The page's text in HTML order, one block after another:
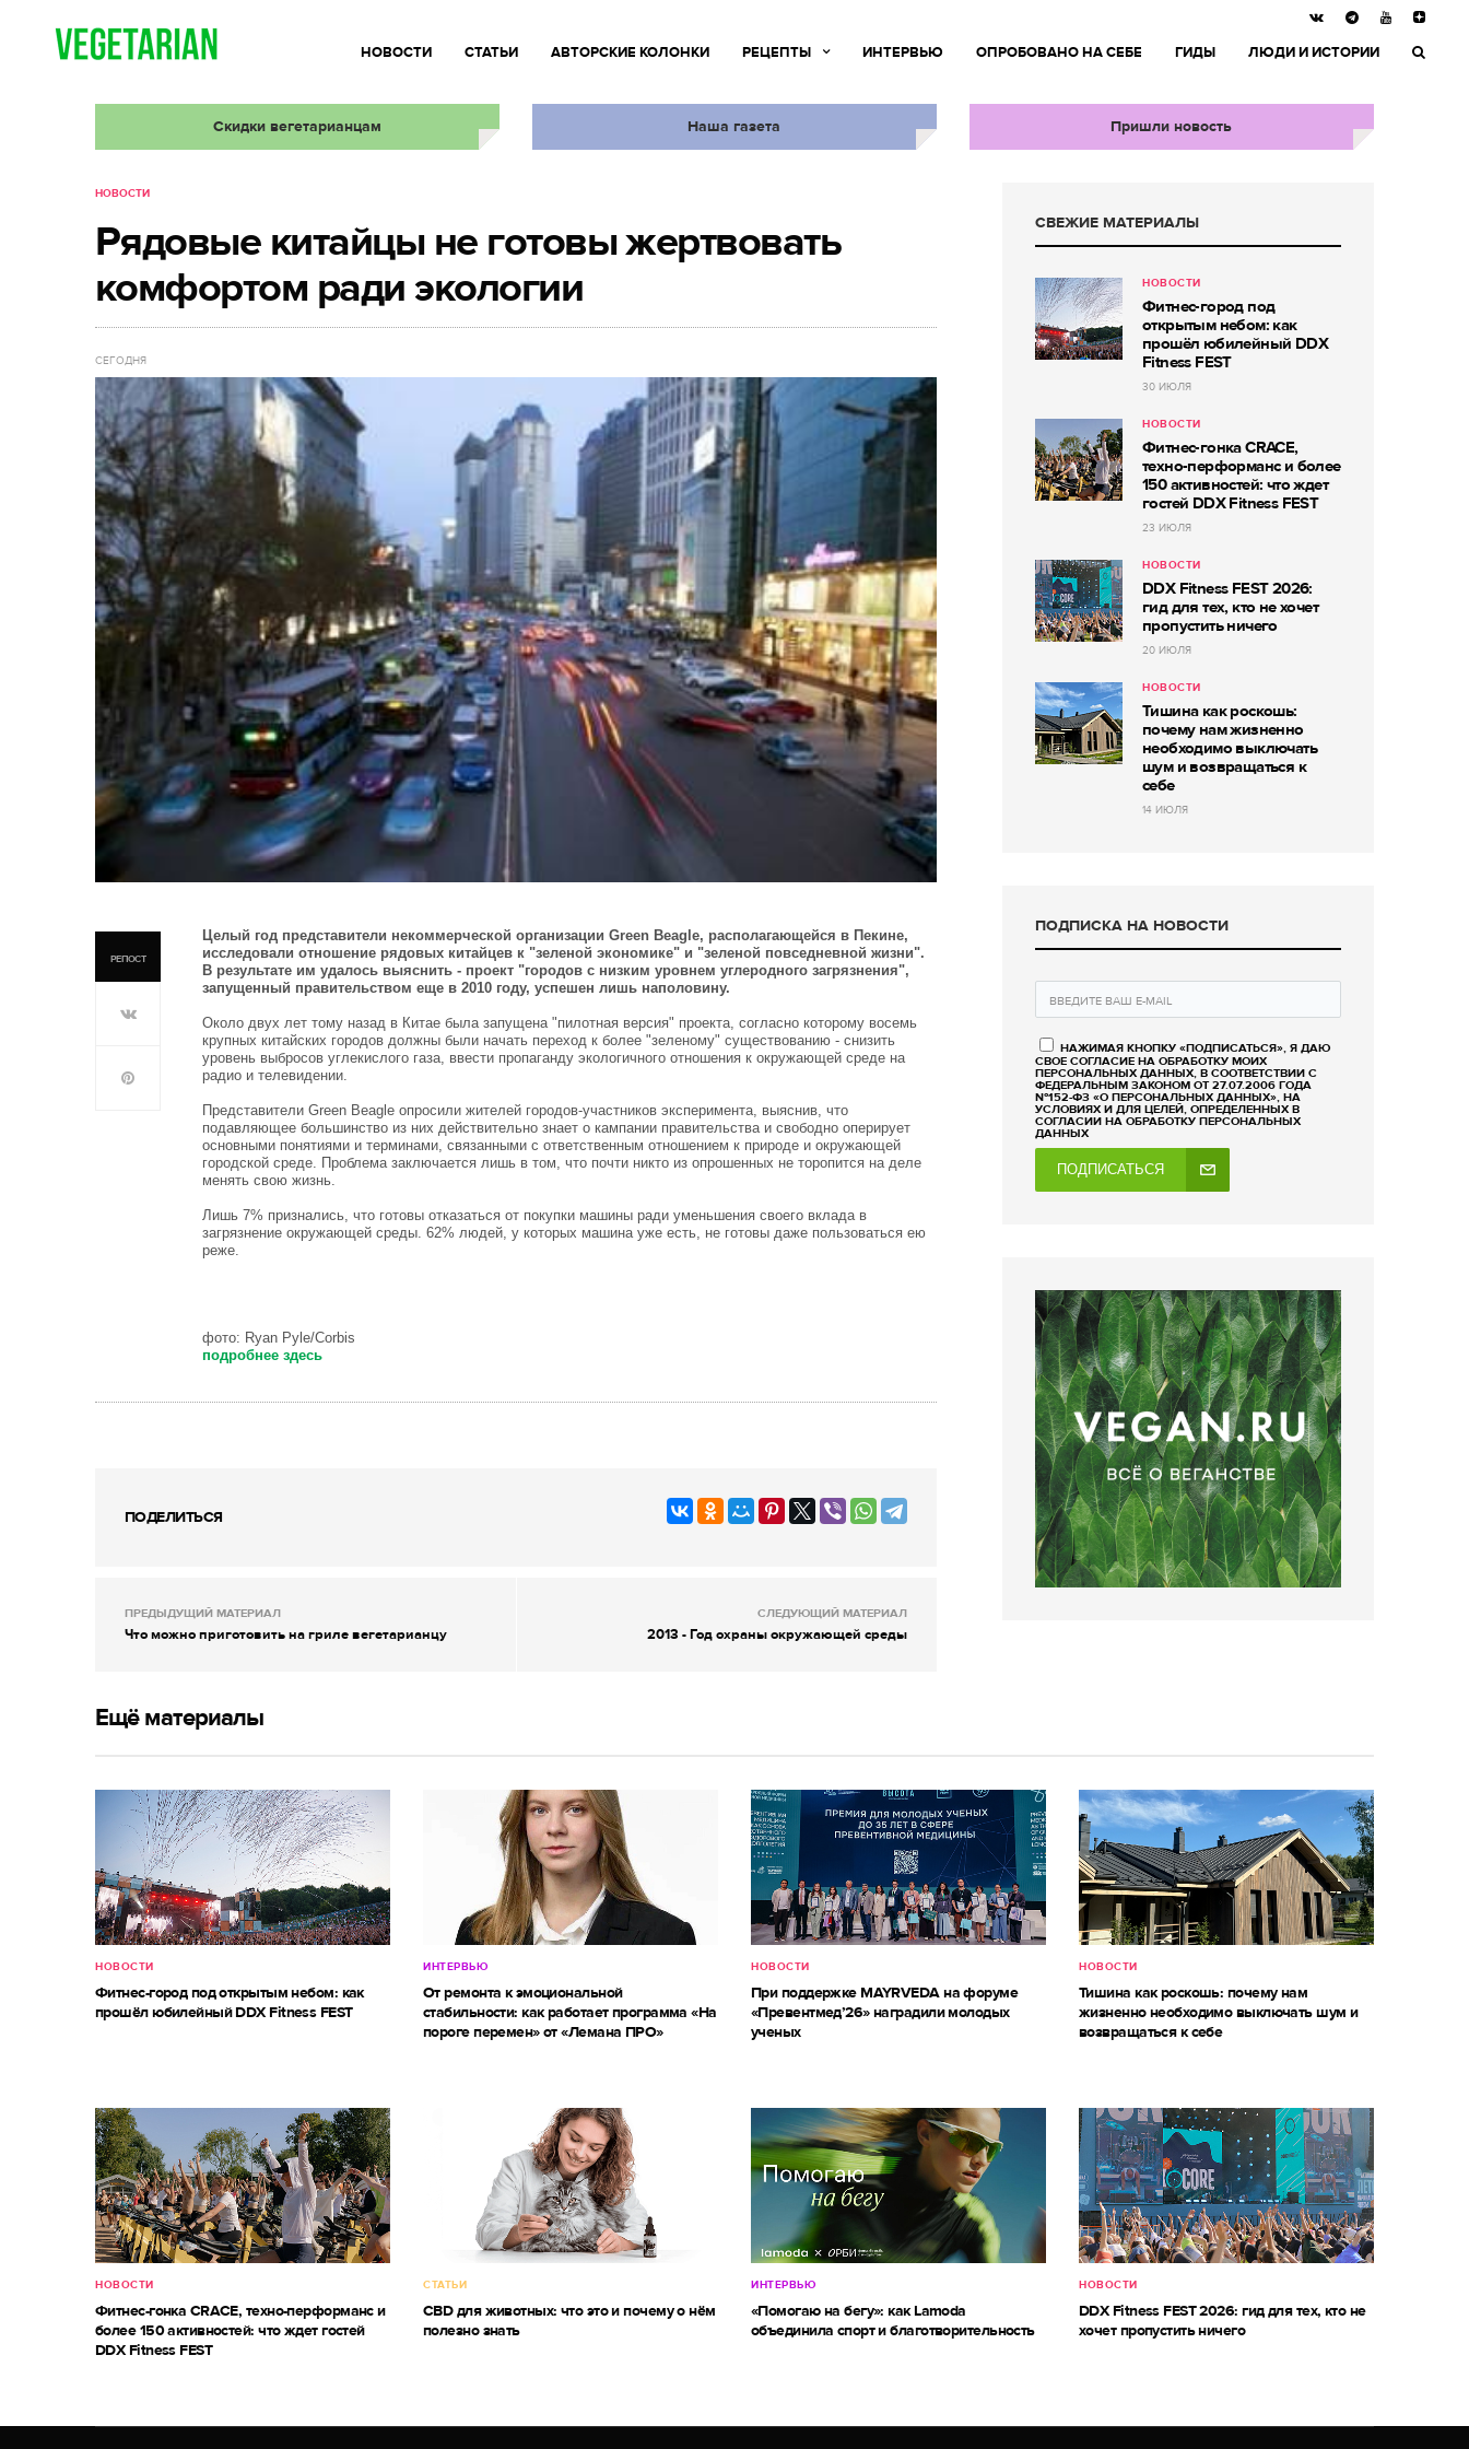
НОВОСТИ СТАТЬИ АВТОРСКИЕ КОЛОНКИ РЕЦЕПТЫ ИНТЕРВЬЮ ОПРОБОВАНО НА СЕБЕ ГИДЫ ЛЮДИ И ИСТОРИИ
Скидки вегетарианцам Наша газета Пришли новость
НОВОСТИ
Рядовые китайцы не готовы жертвовать
комфортом ради экологии
СЕГОДНЯ
РЕПОСТ
Целый год представители некоммерческой организации Green Beagle, располагающейся в Пекине,
исследовали отношение рядовых китайцев к "зеленой экономике" и "зеленой повседневной жизни".
В результате им удалось выяснить - проект "городов с низким уровнем углеродного загрязнения",
запущенный правительством еще в 2010 году, успешен лишь наполовину.
Около двух лет тому назад в Китае была запущена "пилотная версия" проекта, согласно которому восемь
крупных китайских городов должны были начать переход к более "зеленому" существованию - снизить
уровень выбросов углекислого газа, ввести пропаганду экологичного отношения к окружающей среде на
радио и телевидении.
Представители Green Beagle опросили жителей городов-участников эксперимента, выяснив, что
подавляющее большинство из них действительно знает о кампании правительства и свободно оперирует
основными понятиями и терминами, связанными с ответственным отношением к природе и окружающей
городской среде. Проблема заключается лишь в том, что почти никто из опрошенных не торопится на деле
менять свою жизнь.
Лишь 7% признались, что готовы отказаться от покупки машины ради уменьшения своего вклада в
загрязнение окружающей среды. 62% людей, у которых машина уже есть, не готовы даже пользоваться ею
реже.
фото: Ryan Pyle/Corbis
подробнее здесь
ПОДЕЛИТЬСЯ
ПРЕДЫДУЩИЙ МАТЕРИАЛ
Что можно приготовить на гриле вегетарианцу
СЛЕДУЮЩИЙ МАТЕРИАЛ
2013 - Год охраны окружающей среды
СВЕЖИЕ МАТЕРИАЛЫ
НОВОСТИ
Фитнес-город под
открытым небом: как
прошёл юбилейный DDX
Fitness FEST
30 ИЮЛЯ
НОВОСТИ
Фитнес-гонка CRACE,
техно-перформанс и более
150 активностей: что ждет
гостей DDX Fitness FEST
23 ИЮЛЯ
НОВОСТИ
DDX Fitness FEST 2026:
гид для тех, кто не хочет
пропустить ничего
20 ИЮЛЯ
НОВОСТИ
Тишина как роскошь:
почему нам жизненно
необходимо выключать
шум и возвращаться к
себе
14 ИЮЛЯ
ПОДПИСКА НА НОВОСТИ
НАЖИМАЯ КНОПКУ «ПОДПИСАТЬСЯ», Я ДАЮ
СВОЕ СОГЛАСИЕ НА ОБРАБОТКУ МОИХ
ПЕРСОНАЛЬНЫХ ДАННЫХ, В СООТВЕТСТВИИ С
ФЕДЕРАЛЬНЫМ ЗАКОНОМ ОТ 27.07.2006 ГОДА
№152-ФЗ «О ПЕРСОНАЛЬНЫХ ДАННЫХ», НА
УСЛОВИЯХ И ДЛЯ ЦЕЛЕЙ, ОПРЕДЕЛЕННЫХ В
СОГЛАСИИ НА ОБРАБОТКУ ПЕРСОНАЛЬНЫХ
ДАННЫХ
ПОДПИСАТЬСЯ
Ещё материалы
НОВОСТИ
Фитнес-город под открытым небом: как
прошёл юбилейный DDX Fitness FEST
ИНТЕРВЬЮ
От ремонта к эмоциональной
стабильности: как работает программа «На
пороге перемен» от «Лемана ПРО»
НОВОСТИ
При поддержке MAYRVEDA на форуме
«Превентмед’26» наградили молодых
ученых
НОВОСТИ
Тишина как роскошь: почему нам
жизненно необходимо выключать шум и
возвращаться к себе
НОВОСТИ
Фитнес-гонка CRACE, техно-перформанс и
более 150 активностей: что ждет гостей
DDX Fitness FEST
СТАТЬИ
CBD для животных: что это и почему о нём
полезно знать
ИНТЕРВЬЮ
«Помогаю на бегу»: как Lamoda
объединила спорт и благотворительность
НОВОСТИ
DDX Fitness FEST 2026: гид для тех, кто не
хочет пропустить ничего